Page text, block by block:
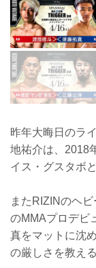
昨年大晦日のラ
地祐介は、2018
イス・グスタボ
またRIZINのヘ
のMMAプロデビ
真をマットに沈
の厳しさを教え